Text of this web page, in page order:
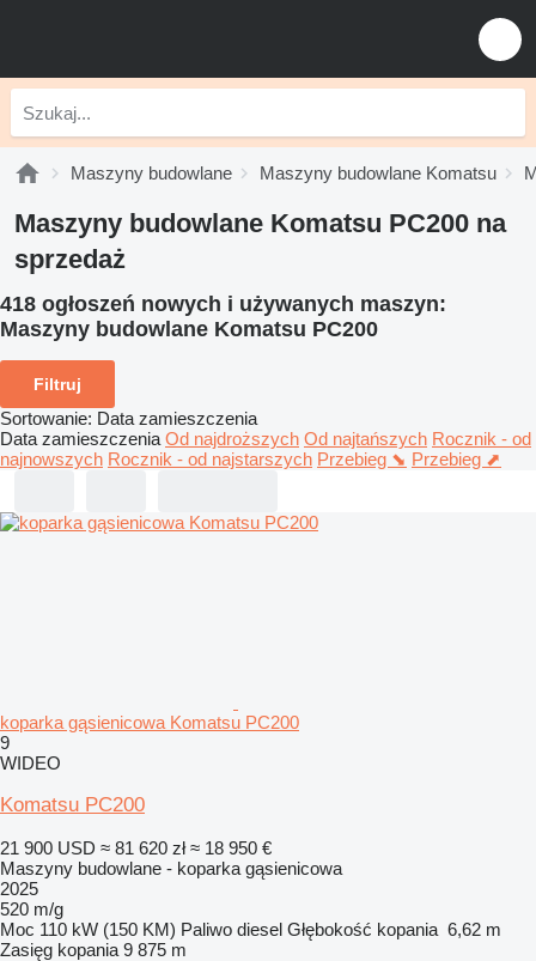
Maszyny budowlane Maszyny budowlane Komatsu
Maszyny budowlane Komatsu PC200 na
sprzedaż
418 ogłoszeń nowych i używanych maszyn:
Maszyny budowlane Komatsu PC200
Filtruj
Sortowanie: Data zamieszczenia
Data zamieszczenia Od najdroższych Od najtańszych Rocznik - od
najnowszych Rocznik - od najstarszych Przebieg ⬊ Przebieg ⬈
koparka gąsienicowa Komatsu PC200
9
WIDEO
Komatsu PC200
21 900 USD ≈ 81 620 zł ≈ 18 950 €
Maszyny budowlane - koparka gąsienicowa
2025
520 m/g
Moc 110 kW (150 KM) Paliwo diesel Głębokość kopania 6,62 m
Zasięg kopania 9 875 m